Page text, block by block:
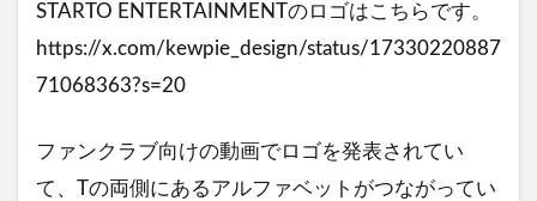
STARTO ENTERTAINMENTのロゴはこちらです。
https://x.com/kewpie_design/status/17330220887
71068363?s=20
ファンクラブ向けの動画でロゴを発表されてい
て、Tの両側にあるアルファベットがつながってい